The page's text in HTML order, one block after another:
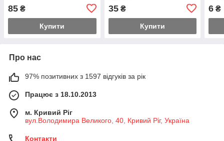
85 ₴
Купити
35₴
Купити
6 ₴
Про нас
97% позитивних з 1597 відгуків за рік
Працює з 18.10.2013
м. Кривий Ріг
вул.Володимира Великого, 40, Кривий Ріг, Україна
Контакти